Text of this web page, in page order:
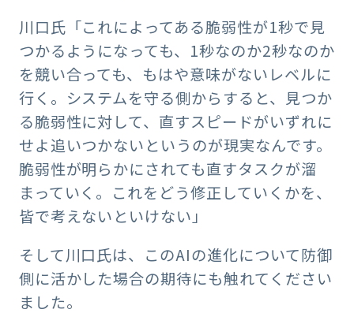
川口氏「これによってある脆弱性が1秒で見
つかるようになっても、1秒なのか2秒なのか
を競い合っても、もはや意味がないレベルに
行く。システムを守る側からすると、見つか
る脆弱性に対して、直すスピードがいずれに
せよ追いつかないというのが現実なんです。
脆弱性が明らかにされても直すタスクが溜
まっていく。これをどう修正していくかを、
皆で考えないといけない」
そして川口氏は、このAIの進化について防御
側に活かした場合の期待にも触れてください
ました。